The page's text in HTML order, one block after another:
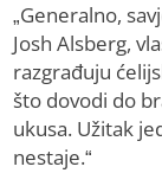
„Generalno,
Josh Alsberg,
razgrađuju
što dovodi do
ukusa. Užitak
nestaje.“